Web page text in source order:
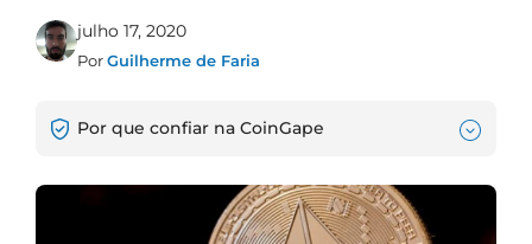
julho 17, 2020
PorGuilherme de Faria
Por que confiar na CoinGape